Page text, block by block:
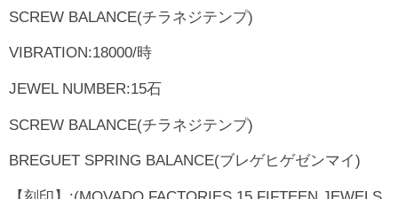
SCREW BALANCE(チラネジテンプ)
VIBRATION:18000/時
JEWEL NUMBER:15石
SCREW BALANCE(チラネジテンプ)
BREGUET SPRING BALANCE(ブレゲヒゲゼンマイ)